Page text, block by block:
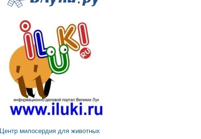
Центр милосердия для животных